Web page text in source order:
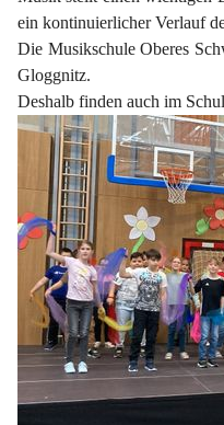
ein kontinuierlicher Verlauf
Die Musikschule Oberes
Gloggnitz.
Deshalb finden auch im